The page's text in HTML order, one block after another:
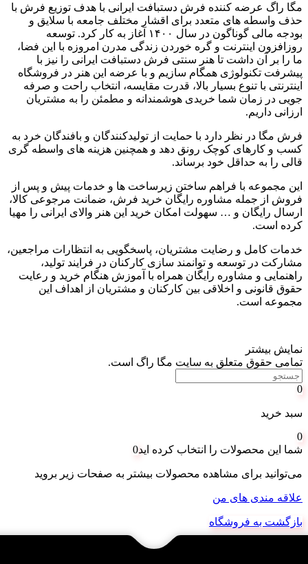
مگا راگ عرضه کننده فرش دستبافت ایرانی با هدف توزیع فرش با
حذف واسطه های متعدد برای اقشار مختلف جامعه با سلایق و
بودجه مالی گوناگون در سال
آغاز به کار کرد. توسعه
روزافزون اینترنت و گره خوردن زندگی مدرن امروزه با این فضا،
ما را بر آن داشت تا هنر سنتی فرش دستبافت ایرانی را نیز با
پیشرفت تکنولوژی همگام سازیم و با عرضه این هنر در فروشگاه
اینترنتی با تنوع بسیار بالا، قدرت مقایسه، انتخاب راحت و صرفه
جویی در زمان شما خریدی هوشمندانه و مطمئن را به مشتریان
ارزانی داریم.
فرش مگا در نظر دارد با حمایت از تولیدکنندگان و بافندگان خرد به
کسب و کارهای کوچک رونق دهد و همچنین هزینه های واسطه گری
قالی را به حداقل خود برساند.
این مجموعه با فراهم ساختن زیرساخت ها و خدمات پیش و پس از
فروش از جمله مشاوره رایگان خرید فرش، ضمانت مرجوعی کالا،
ارسال رایگان و … سهولت امکان خرید این هنر والای ایرانی را مهیا
کرده است.
خدمات کامل و رضایت مشتریان، پاسخگویی به انتظارات مراجعین،
مشارکت در توسعه و توانمند سازی کارکنان در فرایند تولید،
راهنمایی و مشاوره رایگان همراه با آموزش هنگام خرید و رعایت
حقوق قانونی و اخلاقی بین کارکنان و مشتریان از اهداف این
مجموعه است.
نمایش بیشتر
تمامی حقوق متعلق به سایت مگا راگ است.
0
سبد خرید
0
شما این محصولات را انتخاب کرده اید0
می‌توانید برای مشاهده محصولات بیشتر به صفحات زیر بروید
علاقه مندی های من
بازگشت به فروشگاه